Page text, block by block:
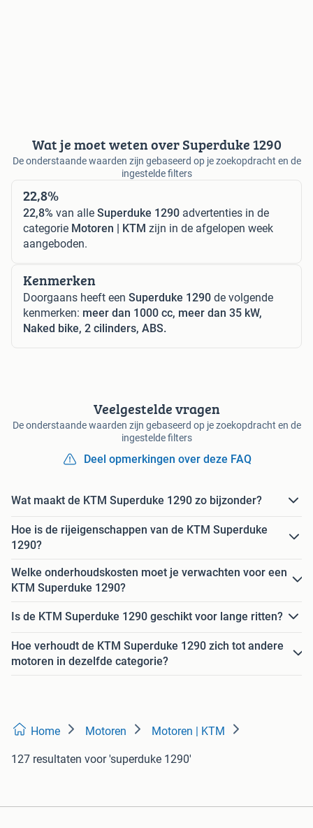
Wat je moet weten over Superduke 1290
De onderstaande waarden zijn gebaseerd op je zoekopdracht en de
ingestelde filters
22,8%
22,8% van alle Superduke 1290 advertenties in de
categorie Motoren | KTM zijn in de afgelopen week
aangeboden.
Kenmerken
Doorgaans heeft een Superduke 1290 de volgende
kenmerken: meer dan 1000 cc, meer dan 35 kW,
Naked bike, 2 cilinders, ABS.
Veelgestelde vragen
De onderstaande waarden zijn gebaseerd op je zoekopdracht en de
ingestelde filters
Deel opmerkingen over deze FAQ
Wat maakt de KTM Superduke 1290 zo bijzonder?
Hoe is de rijeigenschappen van de KTM Superduke
1290?
Welke onderhoudskosten moet je verwachten voor een
KTM Superduke 1290?
Is de KTM Superduke 1290 geschikt voor lange ritten?
Hoe verhoudt de KTM Superduke 1290 zich tot andere
motoren in dezelfde categorie?
Home Motoren Motoren | KTM
127 resultaten voor 'superduke 1290'